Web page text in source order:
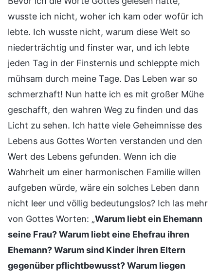
wusste ich nicht, woher ich kam oder wofür ich
lebte. Ich wusste nicht, warum diese Welt so
niederträchtig und finster war, und ich lebte
jeden Tag in der Finsternis und schleppte mich
mühsam durch meine Tage. Das Leben war so
schmerzhaft! Nun hatte ich es mit großer Mühe
geschafft, den wahren Weg zu finden und das
Licht zu sehen. Ich hatte viele Geheimnisse des
Lebens aus Gottes Worten verstanden und den
Wert des Lebens gefunden. Wenn ich die
Wahrheit um einer harmonischen Familie willen
aufgeben würde, wäre ein solches Leben dann
nicht leer und völlig bedeutungslos? Ich las mehr
von Gottes Worten: „Warum liebt ein Ehemann
seine Frau? Warum liebt eine Ehefrau ihren
Ehemann? Warum sind Kinder ihren Eltern
gegenüber pflichtbewusst? Warum liegen